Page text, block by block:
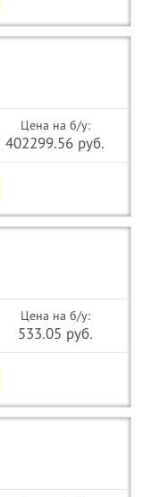
Цена на б/у:
402299.56 руб.
Цена на б/у:
533.05 руб.